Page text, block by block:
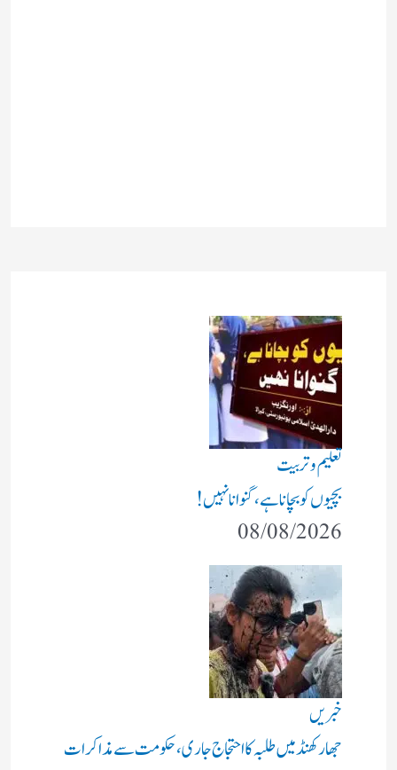
تعلیم و تربیت
بچیوں کو بچانا ہے، گنوانا نہیں!
08/08/2026
خبریں
جھارکھنڈ میں طلبہ کا احتجاج جاری، حکومت سے مذاکرات